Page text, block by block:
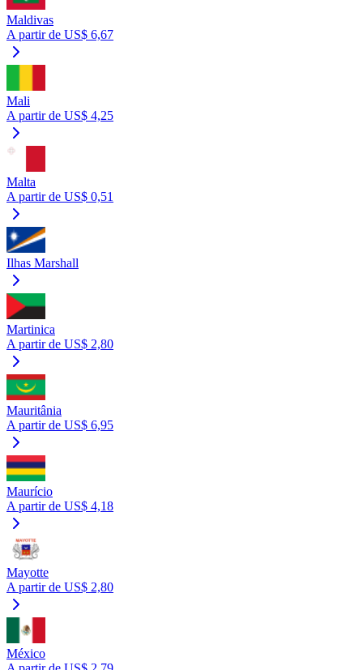
Maldivas
A partir de US$ 6,67
Mali
A partir de US$ 4,25
Malta
A partir de US$ 0,51
Ilhas Marshall
Martinica
A partir de US$ 2,80
Mauritânia
A partir de US$ 6,95
Maurício
A partir de US$ 4,18
Mayotte
A partir de US$ 2,80
México